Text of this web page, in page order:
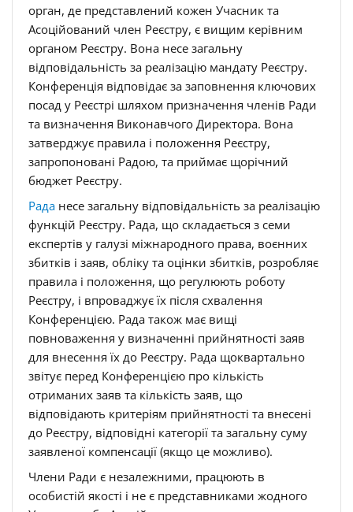
орган, де представлений кожен Учасник та
Асоційований член Реєстру, є вищим керівним
органом Реєстру. Вона несе загальну
відповідальність за реалізацію мандату Реєстру.
Конференція відповідає за заповнення ключових
посад у Реєстрі шляхом призначення членів Ради
та визначення Виконавчого Директора. Вона
затверджує правила і положення Реєстру,
запропоновані Радою, та приймає щорічний
бюджет Реєстру.
Рада несе загальну відповідальність за реалізацію
функцій Реєстру. Рада, що складається з семи
експертів у галузі міжнародного права, воєнних
збитків і заяв, обліку та оцінки збитків, розробляє
правила і положення, що регулюють роботу
Реєстру, і впроваджує їх після схвалення
Конференцією. Рада також має вищі
повноваження у визначенні прийнятності заяв
для внесення їх до Реєстру. Рада щоквартально
звітує перед Конференцією про кількість
отриманих заяв та кількість заяв, що
відповідають критеріям прийнятності та внесені
до Реєстру, відповідні категорії та загальну суму
заявленої компенсації (якщо це можливо).
Члени Ради є незалежними, працюють в
особистій якості і не є представниками жодного